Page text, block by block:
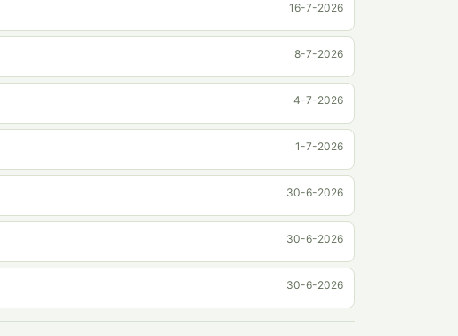
16-7-2026
8-7-2026
4-7-2026
1-7-2026
30-6-2026
30-6-2026
30-6-2026